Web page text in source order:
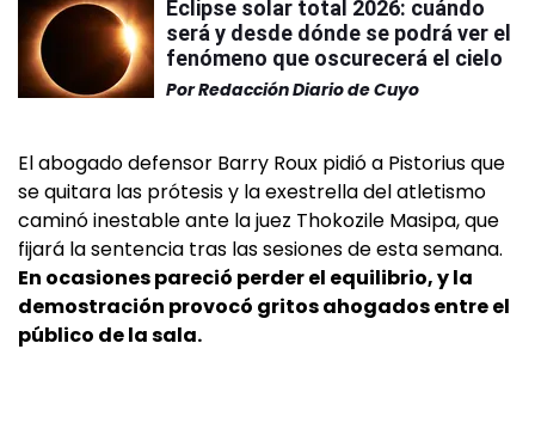
Eclipse solar total 2026: cuándo
será y desde dónde se podrá ver el
fenómeno que oscurecerá el cielo
PorRedacción Diario de Cuyo
El abogado defensor Barry Roux pidió a Pistorius que
se quitara las prótesis y la exestrella del atletismo
caminó inestable ante la juez Thokozile Masipa, que
fijará la sentencia tras las sesiones de esta semana.
En ocasiones pareció perder el equilibrio, y la
demostración provocó gritos ahogados entre el
público de la sala.